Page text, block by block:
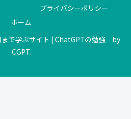
プライバシーポリシー
ホーム
で学ぶサイト | ChatGPTの勉強 by
CGPT.